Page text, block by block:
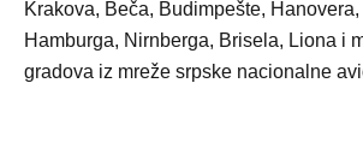
Krakova, Beča, Budimpešte, Hanovera,
Hamburga, Nirnberga, Brisela, Liona i
gradova iz mreže srpske nacionalne